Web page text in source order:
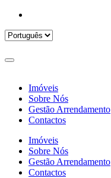
Imóveis
Sobre Nós
Gestão Arrendamento
Contactos
Imóveis
Sobre Nós
Gestão Arrendamento
Contactos